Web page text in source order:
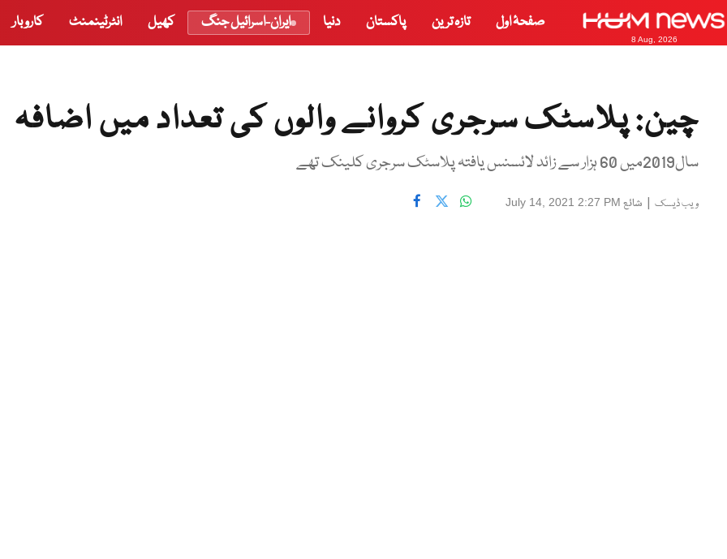
8 Aug, 2026
صفحۂ اول تازہ ترین پاکستان دنیا ایران-اسرائیل جنگ کھیل انٹرٹینمنٹ کاروبار
چین: پلاسٹک سرجری کروانے والوں کی تعداد میں اضافہ
سال2019میں 60 ہزار سے زائد لائسنس یافتہ پلاسٹک سرجری کلینک تھے
ویب ڈیسک | شائع July 14, 2021 2:27 PM